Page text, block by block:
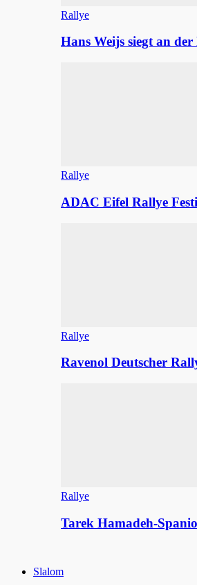
Rallye
Hans Weijs siegt an
Rallye
ADAC Eifel Rallye
Rallye
Ravenol Deutscher
Rallye
Tarek Hamadeh-
Slalom